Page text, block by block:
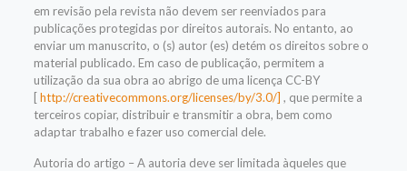
em revisão pela revista não devem ser reenviados para
publicações protegidas por direitos autorais. No entanto, ao
enviar um manuscrito, o (s) autor (es) detém os direitos sobre o
material publicado. Em caso de publicação, permitem a
utilização da sua obra ao abrigo de uma licença CC-BY
[http://creativecommons.org/licenses/by/3.0/] , que permite a
terceiros copiar, distribuir e transmitir a obra, bem como
adaptar trabalho e fazer uso comercial dele.
Autoria do artigo – A autoria deve ser limitada àqueles que